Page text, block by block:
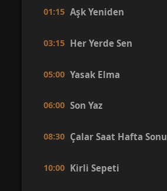
01:15 Aşk Yeniden
03:15 Her Yerde Sen
05:00 Yasak Elma
06:00 Son Yaz
08:30 Çalar Saat Hafta Sonu
10:00 Kirli Sepeti